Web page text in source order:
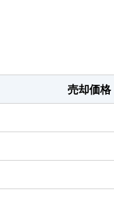
340m²
880m²
1400m²
210m²
2000m²
売却価格